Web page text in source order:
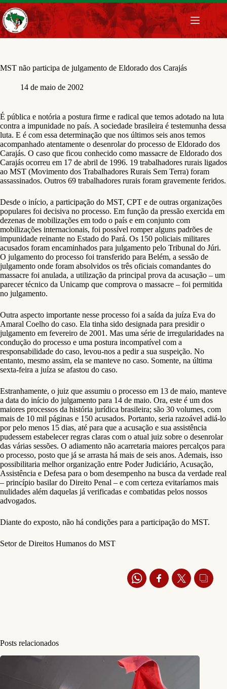
Pular
para
o
conteúdo
MST não participa de julgamento de Eldorado dos Carajás
14 de maio de 2002
É pública e notória a postura firme e radical que temos adotado na luta
contra a impunidade no país. A sociedade brasileira é testemunha dessa
luta. E é com essa determinação que nos últimos seis anos temos
acompanhado atentamente o desenrolar do processo de Eldorado dos
Carajás. O caso que ficou conhecido como massacre de Eldorado dos
Carajás ocorreu em 17 de abril de 1996. 19 trabalhadores rurais ligados
ao MST (Movimento dos Trabalhadores Rurais Sem Terra) foram
assassinados. Outros 69 trabalhadores rurais foram gravemente feridos.
Desde o início, a participação do MST, CPT e de outras organizações
populares foi decisiva no processo. Em função da pressão exercida em
dezenas de mobilizações em todo o país e em conjunto com
mobilizações internacionais, foi possível romper alguns padrões de
impunidade reinante no Estado do Pará. Os 150 policiais militares
acusados foram encaminhados para julgamento pelo Tribunal do Júri.
O julgamento do processo foi transferido para Belém, a sessão de
julgamento onde foram absolvidos os três oficiais comandantes do
massacre foi anulada, a utilização da principal prova da acusação – um
parecer técnico da Unicamp que comprova o massacre – foi permitida
no julgamento.
Outra aspecto importante nesse processo foi a saída da juíza Eva do
Amaral Coelho do caso. Ela tinha sido designada para presidir o
julgamento em fevereiro de 2001. Mas uma série de irregularidades na
condução do processo e uma postura incompatível com a
responsabilidade do caso, levou-nos a pedir a sua suspeição. No
entanto, mesmo assim, ela se manteve no caso. Somente, na última
sexta-feira a juíza se afastou do caso.
Estranhamente, o juiz que assumiu o processo em 13 de maio, manteve
a data do início do julgamento para 14 de maio. Ora, este é um dos
maiores processos da história jurídica brasileira; são 30 volumes, com
mais de 10 mil páginas e 150 acusados. Portanto, seria razoável adiá-lo
por pelo menos 15 dias, até para que a acusação e sua assistência
pudessem estabelecer regras claras com o atual juiz sobre o desenrolar
das várias sessões. O adiamento não acarretaria maiores percalços para
o processo, posto que já se arrasta há mais de seis anos. Ademais, isso
possibilitaria melhor organização entre Poder Judiciário, Acusação,
Assistência e Defesa para o bom desempenho na busca da verdade real
– princípio basilar do Direito Penal – e com certeza evitaríamos mais
nulidades além daquelas já verificadas e combatidas pelos nossos
advogados.
Diante do exposto, não há condições para a participação do MST.
Setor de Direitos Humanos do MST
Posts relacionados